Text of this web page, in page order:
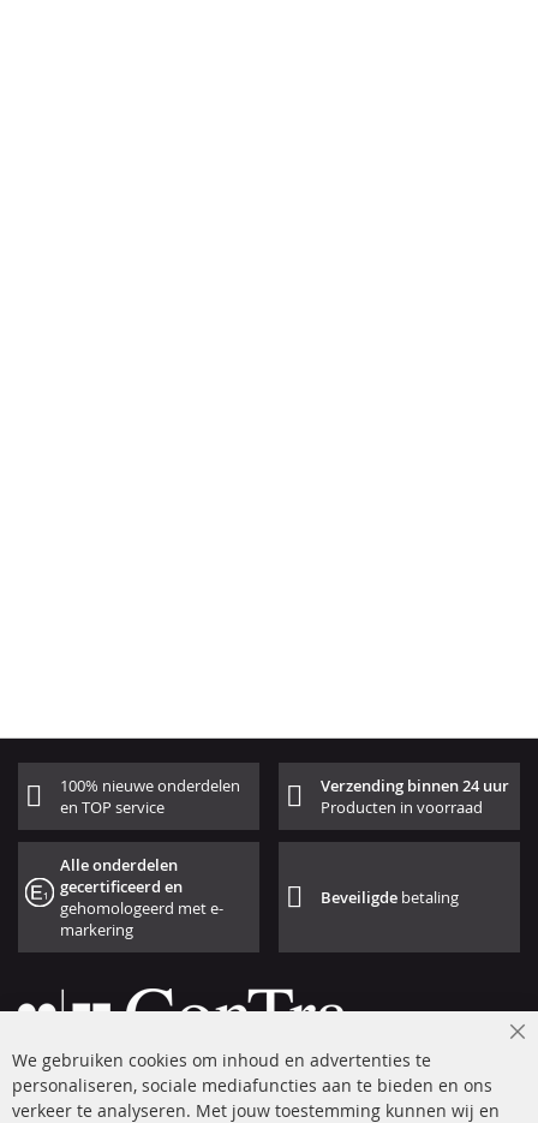
100% nieuwe onderdelen
en TOP service
Verzending binnen 24 uur
Producten in voorraad
Alle onderdelen
gecertificeerd en
gehomologeerd met e-
markering
Beveiligde betaling
+49 (0) 4533 799 00 0
We gebruiken cookies om inhoud en advertenties te
personaliseren, sociale mediafuncties aan te bieden en ons
verkeer te analyseren. Met jouw toestemming kunnen wij en